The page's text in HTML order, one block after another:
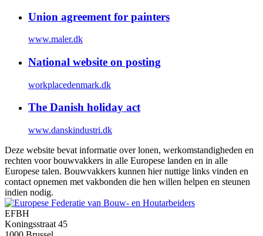
Union agreement for painters
www.maler.dk
National website on posting
workplacedenmark.dk
The Danish holiday act
www.danskindustri.dk
Deze website bevat informatie over lonen, werkomstandigheden en
rechten voor bouwvakkers in alle Europese landen en in alle
Europese talen. Bouwvakkers kunnen hier nuttige links vinden en
contact opnemen met vakbonden die hen willen helpen en steunen
indien nodig.
EFBH
Koningsstraat 45